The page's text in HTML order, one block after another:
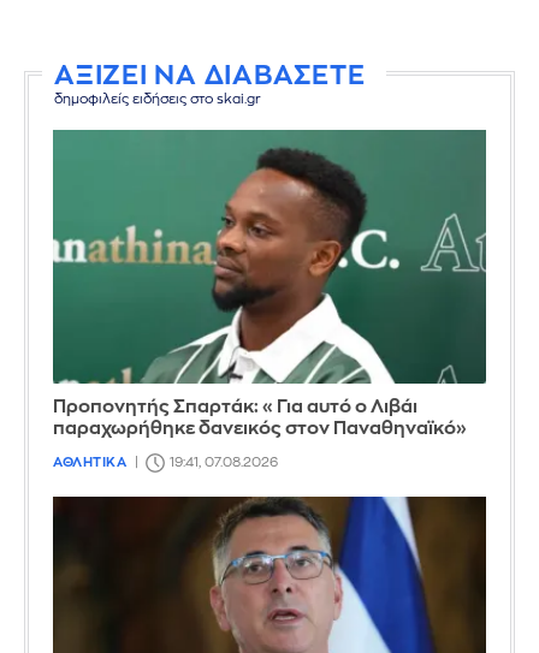
ΑΞΙΖΕΙ ΝΑ ΔΙΑΒΑΣΕΤΕ
δημοφιλείς ειδήσεις στο skai.gr
Προπονητής Σπαρτάκ: «Για αυτό ο Λιβάι
παραχωρήθηκε δανεικός στον Παναθηναϊκό»
ΑΘΛΗΤΙΚΑ 19:41, 07.08.2026